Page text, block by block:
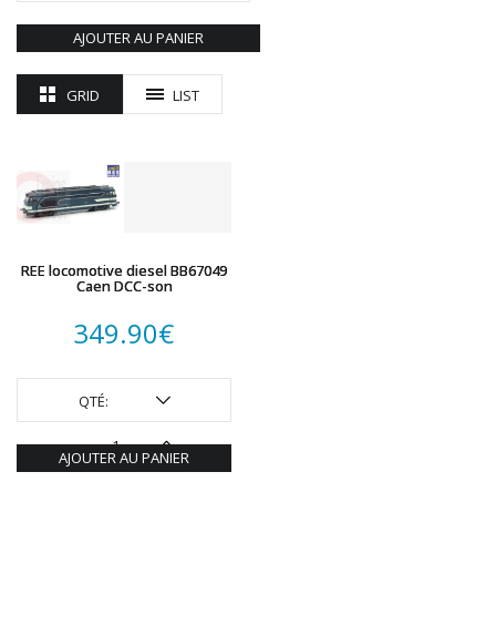
R37
REDUTEX
REE
ROTOMAGUS
ROUTE 87
TAMIYA
TORTOISE
TRAINS OUEST
Trains-O-Matic
TRIX
VIESSMANN
WOODLAND SCENICS
AJOUTER AU PANIER
GRID LIST
REE locomotive diesel BB67049
Caen DCC-son
349.90€
QTÉ:
AJOUTER AU PANIER